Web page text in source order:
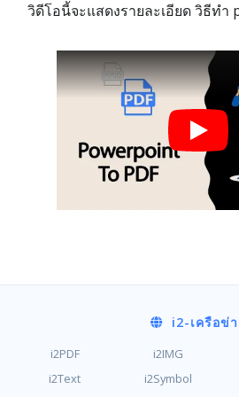
วิดีโอนี้จะแสดงรายละเอียด วิธีทำ
i2-เครือข่
i2PDF i2IMG
i2Text
i2Symbol